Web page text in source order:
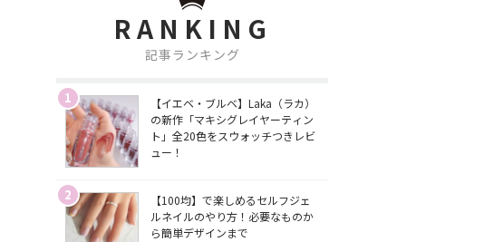
RANKING
記事ランキング
1
【イエベ・ブルベ】Laka（ラカ）
の新作「マキシグレイヤーティン
ト」全20色をスウォッチつきレビ
ュー！
2
【100均】で楽しめるセルフジェ
ルネイルのやり方！必要なものか
ら簡単デザインまで